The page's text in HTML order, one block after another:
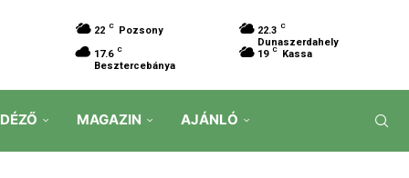
22 C Pozsony 22.3 C
Dunaszerdahely
17.6 C
Besztercebánya
19 C Kassa
MAGAZIN AJÁNLÓ